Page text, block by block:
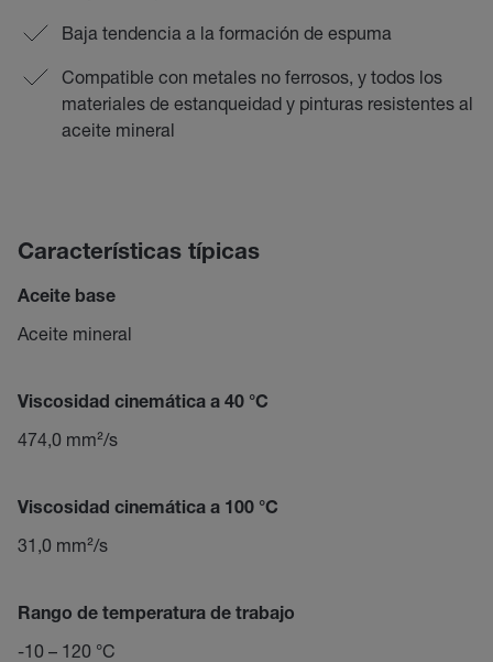
Baja tendencia a la formación de espuma
Compatible con metales no ferrosos, y todos los
materiales de estanqueidad y pinturas resistentes al
aceite mineral
Características típicas
Aceite base
Aceite mineral
Viscosidad cinemática a 40 °C
474,0 mm²/s
Viscosidad cinemática a 100 °C
31,0 mm²/s
Rango de temperatura de trabajo
-10 – 120 °C